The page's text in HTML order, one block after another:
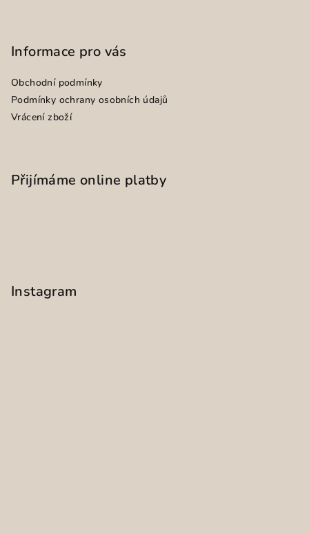
Informace pro vás
Obchodní podmínky
Podmínky ochrany osobních údajů
Vrácení zboží
Přijímáme online platby
Instagram